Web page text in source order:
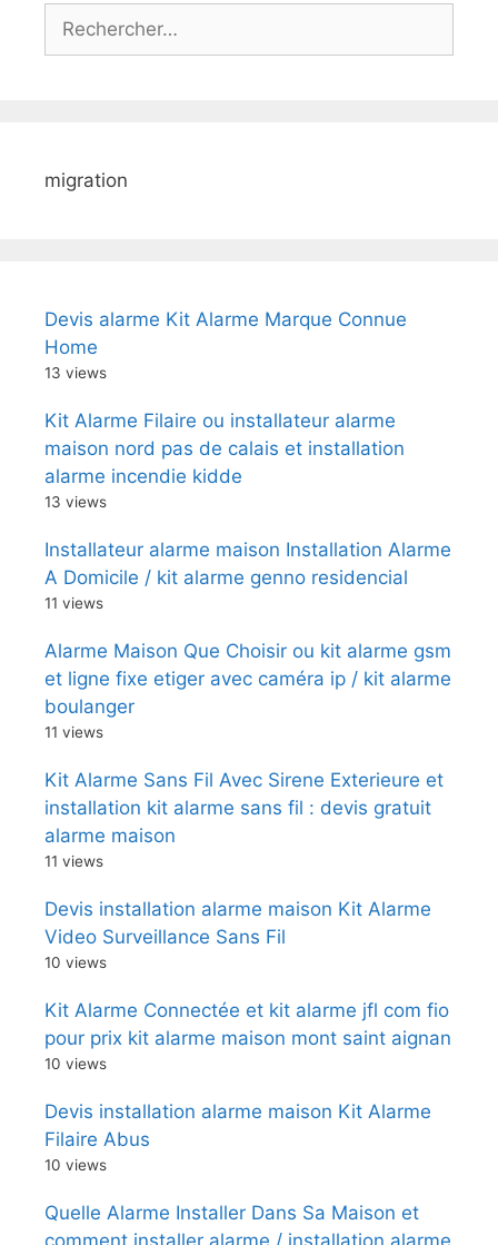
Rechercher :
migration
Devis alarme Kit Alarme Marque Connue
Home
13 views
Kit Alarme Filaire ou installateur alarme
maison nord pas de calais et installation
alarme incendie kidde
13 views
Installateur alarme maison Installation Alarme
A Domicile / kit alarme genno residencial
11 views
Alarme Maison Que Choisir ou kit alarme gsm
et ligne fixe etiger avec caméra ip / kit alarme
boulanger
11 views
Kit Alarme Sans Fil Avec Sirene Exterieure et
installation kit alarme sans fil : devis gratuit
alarme maison
11 views
Devis installation alarme maison Kit Alarme
Video Surveillance Sans Fil
10 views
Kit Alarme Connectée et kit alarme jfl com fio
pour prix kit alarme maison mont saint aignan
10 views
Devis installation alarme maison Kit Alarme
Filaire Abus
10 views
Quelle Alarme Installer Dans Sa Maison et